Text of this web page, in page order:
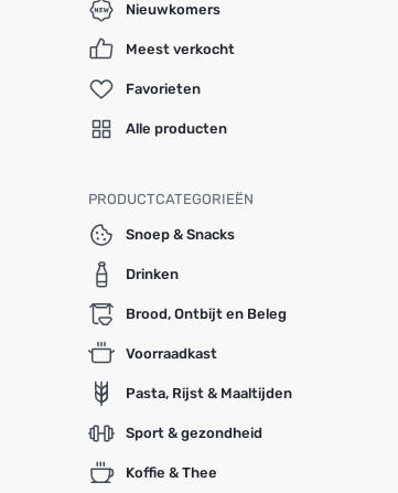
Nieuwkomers
Meest verkocht
Favorieten
Alle producten
PRODUCTCATEGORIEËN
Snoep & Snacks
Drinken
Brood, Ontbijt en Beleg
Voorraadkast
Pasta, Rijst & Maaltijden
Sport & gezondheid
Koffie & Thee